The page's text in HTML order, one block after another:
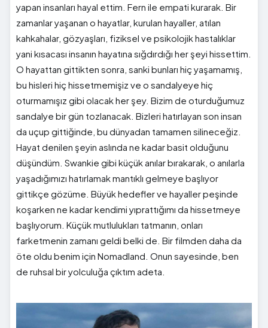
yapan insanları hayal ettim. Fern ile empati kurarak. Bir
zamanlar yaşanan o hayatlar, kurulan hayaller, atılan
kahkahalar, gözyaşları, fiziksel ve psikolojik hastalıklar
yani kısacası insanın hayatına sığdırdığı her şeyi hissettim.
O hayattan gittikten sonra, sanki bunları hiç yaşamamış,
bu hisleri hiç hissetmemişiz ve o sandalyeye hiç
oturmamışız gibi olacak her şey. Bizim de oturduğumuz
sandalye bir gün tozlanacak. Bizleri hatırlayan son insan
da uçup gittiğinde, bu dünyadan tamamen silineceğiz.
Hayat denilen şeyin aslında ne kadar basit olduğunu
düşündüm. Swankie gibi küçük anılar bırakarak, o anılarla
yaşadığımızı hatırlamak mantıklı gelmeye başlıyor
gittikçe gözüme. Büyük hedefler ve hayaller peşinde
koşarken ne kadar kendimi yıprattığımı da hissetmeye
başlıyorum. Küçük mutlulukları tatmanın, onları
farketmenin zamanı geldi belki de. Bir filmden daha da
öte oldu benim için Nomadland. Onun sayesinde, ben
de ruhsal bir yolculuğa çıktım adeta.